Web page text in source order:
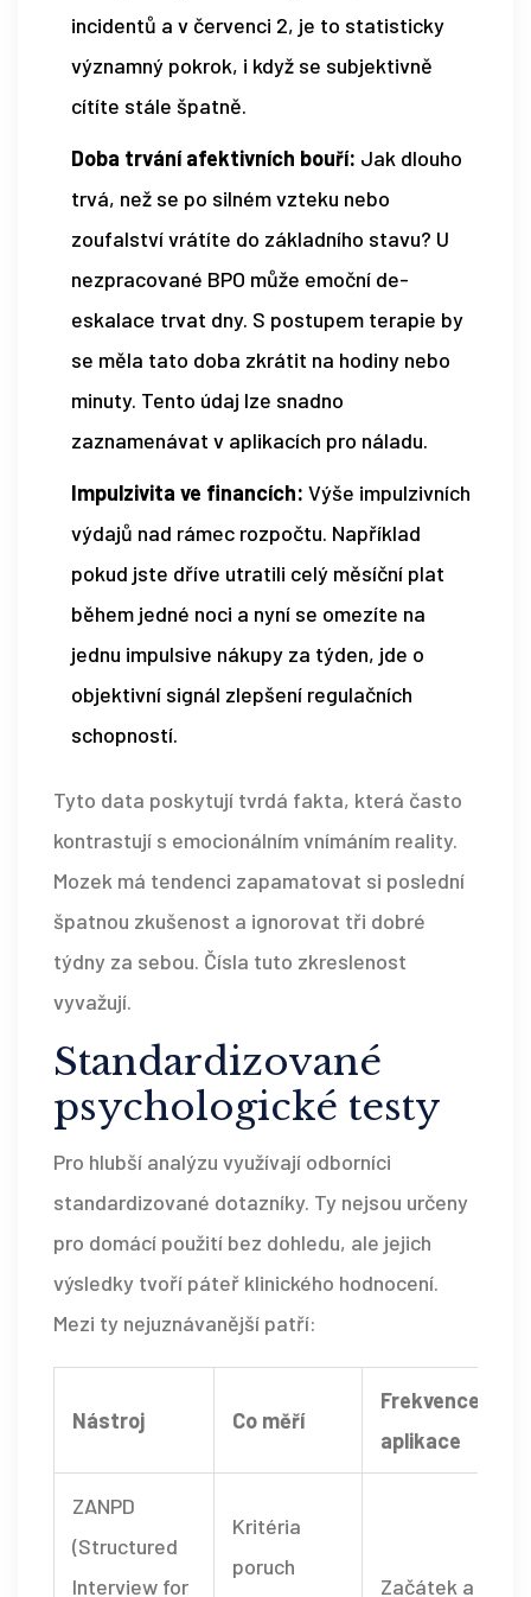
incidentů a v červenci 2, je to statisticky
významný pokrok, i když se subjektivně
cítíte stále špatně.
Doba trvání afektivních bouří: Jak dlouho
trvá, než se po silném vzteku nebo
zoufalství vrátíte do základního stavu? U
nezpracované BPO může emoční de-
eskalace trvat dny. S postupem terapie by
se měla tato doba zkrátit na hodiny nebo
minuty. Tento údaj lze snadno
zaznamenávat v aplikacích pro náladu.
Impulzivita ve financích: Výše impulzivních
výdajů nad rámec rozpočtu. Například
pokud jste dříve utratili celý měsíční plat
během jedné noci a nyní se omezíte na
jednu impulsive nákupy za týden, jde o
objektivní signál zlepšení regulačních
schopností.
Tyto data poskytují tvrdá fakta, která často
kontrastují s emocionálním vnímáním reality.
Mozek má tendenci zapamatovat si poslední
špatnou zkušenost a ignorovat tři dobré
týdny za sebou. Čísla tuto zkreslenost
vyvažují.
Standardizované
psychologické testy
Pro hlubší analýzu využívají odborníci
standardizované dotazníky. Ty nejsou určeny
pro domácí použití bez dohledu, ale jejich
výsledky tvoří páteř klinického hodnocení.
Mezi ty nejuznávanější patří:
Nástroj Co měří
Frekvence
aplikace
ZANPD
(Structured
Interview for
Kritéria
poruch
Začátek a